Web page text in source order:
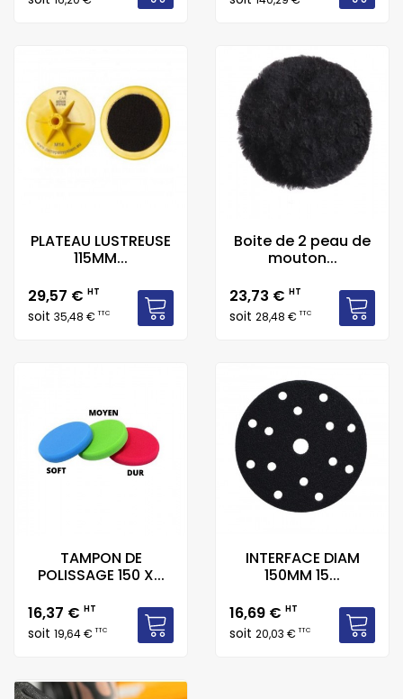
PLATEAU LUSTREUSE
115MM...
Prix
29,57 € HT
soit 35,48 €TTC
Boite de 2 peau de
mouton...
Prix
23,73 € HT
soit 28,48 €TTC
TAMPON DE
POLISSAGE 150 X...
Prix
16,37 € HT
soit 19,64 €TTC
INTERFACE DIAM
150MM 15...
Prix
16,69 € HT
soit 20,03 €TTC